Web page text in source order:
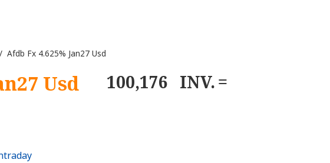
Fx 4.625% Jan27 Usd
Usd 100,176 INV.